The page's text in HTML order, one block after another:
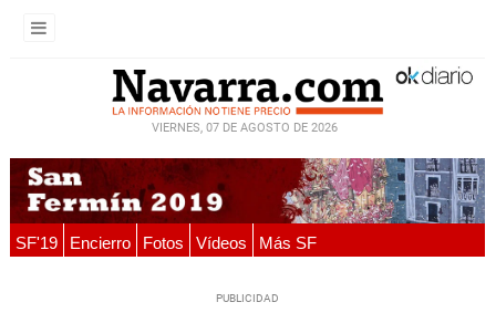
VIERNES, 07 DE AGOSTO DE 2026
SF'19 Encierro Fotos Vídeos Más SF